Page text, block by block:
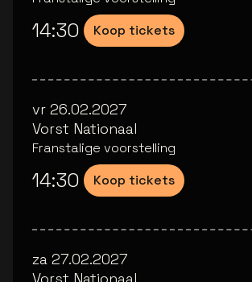
14:30 Koop tickets
vr 26.02.2027
Vorst Nationaal
Franstalige voorstelling
14:30 Koop tickets
za 27.02.2027